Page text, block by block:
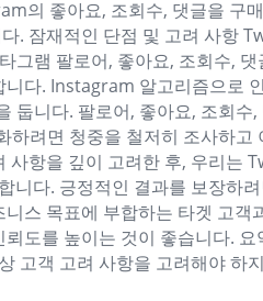
의 좋아요, 조회수, 댓글을 구
. 잠재적인 단점 및 고려 사항
그램 팔로어, 좋아요, 조회수,
다. Instagram 알고리즘으로
둡니다. 팔로어, 좋아요, 조회
하려면 청중을 철저히 조사하
항을 깊이 고려한 후, 우리
니다. 긍정적인 결과를 보장하
스 목표에 부합하는 타겟 고
도를 높이는 것이 좋습니다.
고객 고려 사항을 고려해야